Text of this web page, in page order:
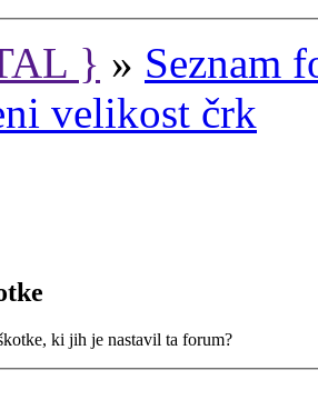
} » Seznam
velikost črk
ki jih je nastavil ta forum?